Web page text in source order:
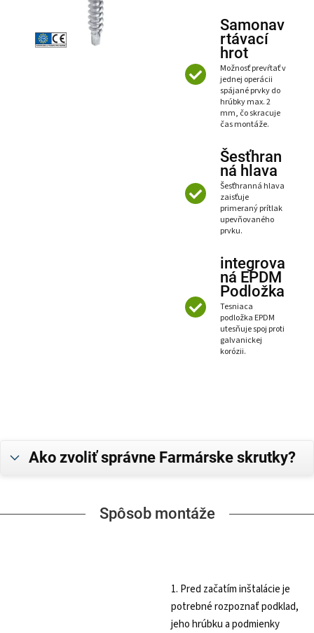
Samonav
rtávací
hrot
Možnosť prevŕtať v
jednej operácii
spájané prvky do
hrúbky max. 2
mm, čo skracuje
čas montáže.
Šesťhran
ná hlava
Šesťhranná hlava
zaisťuje
primeraný prítlak
upevňovaného
prvku.
integrova
ná EPDM
Podložka
Tesniaca
podložka EPDM
utesňuje spoj proti
galvanickej
korózii.
Ako zvoliť správne Farmárske skrutky?
Spôsob montáže
1. Pred začatím inštalácie je
potrebné rozpoznať podklad,
jeho hrúbku a podmienky